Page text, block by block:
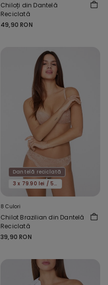
Chiloți din Dantelă
Reciclată
49,90 RON
Dantelă reciclată
3 x 79.90 lei / 5 x 119.90 lei
8 Culori
Chilot Brazilian din Dantelă
Reciclată
39,90 RON